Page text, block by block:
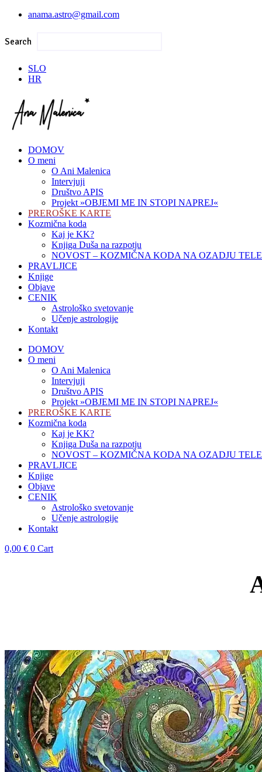
anama.astro@gmail.com
Search
SLO
HR
DOMOV
O meni
O Ani Malenica
Intervjuji
Društvo APIS
Projekt »OBJEMI ME IN STOPI NAPREJ«
PREROŠKE KARTE
Kozmična koda
Kaj je KK?
Knjiga Duša na razpotju
NOVOST – KOZMIČNA KODA NA OZADJU
PRAVLJICE
Knjige
Objave
CENIK
Astrološko svetovanje
Učenje astrologije
Kontakt
DOMOV
O meni
O Ani Malenica
Intervjuji
Društvo APIS
Projekt »OBJEMI ME IN STOPI NAPREJ«
PREROŠKE KARTE
Kozmična koda
Kaj je KK?
Knjiga Duša na razpotju
NOVOST – KOZMIČNA KODA NA OZADJU
PRAVLJICE
Knjige
Objave
CENIK
Astrološko svetovanje
Učenje astrologije
Kontakt
0,00 € 0 Cart